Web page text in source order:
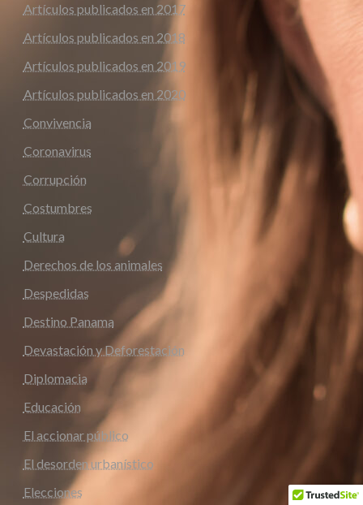
Artículos publicados en 2017
Artículos publicados en 2018
Artículos publicados en 2019
Artículos publicados en 2020
Convivencia
Coronavirus
Corrupción
Costumbres
Cultura
Derechos de los animales
Despedidas
Destino Panama
Devastación y Deforestación
Diplomacia
Educación
El accionar público
El desorden urbanístico
Elecciones